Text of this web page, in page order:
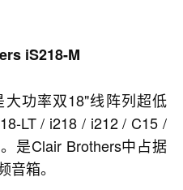
iS218-M
大功率双18"线阵列超低
LT / i218 / i212 / C15 /
是Clair Brothers中占据
箱。